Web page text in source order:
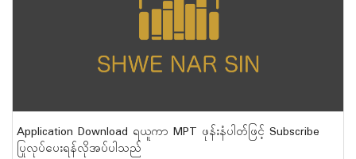
Application Download ရယူကာ MPT ဖုန်းနံပါတ်ဖြင့် Subscribe
ပြုလုပ်ပေးရန်လိုအပ်ပါသည်